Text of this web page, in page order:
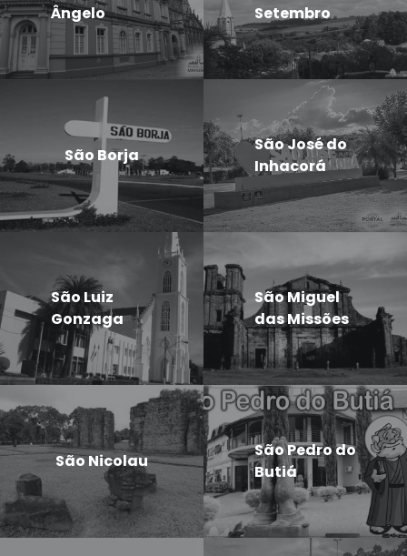
Ângelo
Setembro
São Borja
São José do
Inhacorá
São Luiz
Gonzaga
São Miguel
das Missões
São Nicolau
São Pedro do
Butiá